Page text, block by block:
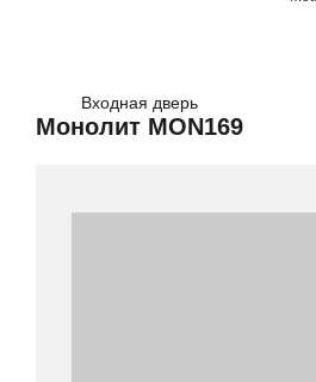
Входная дверь
Монолит MON169